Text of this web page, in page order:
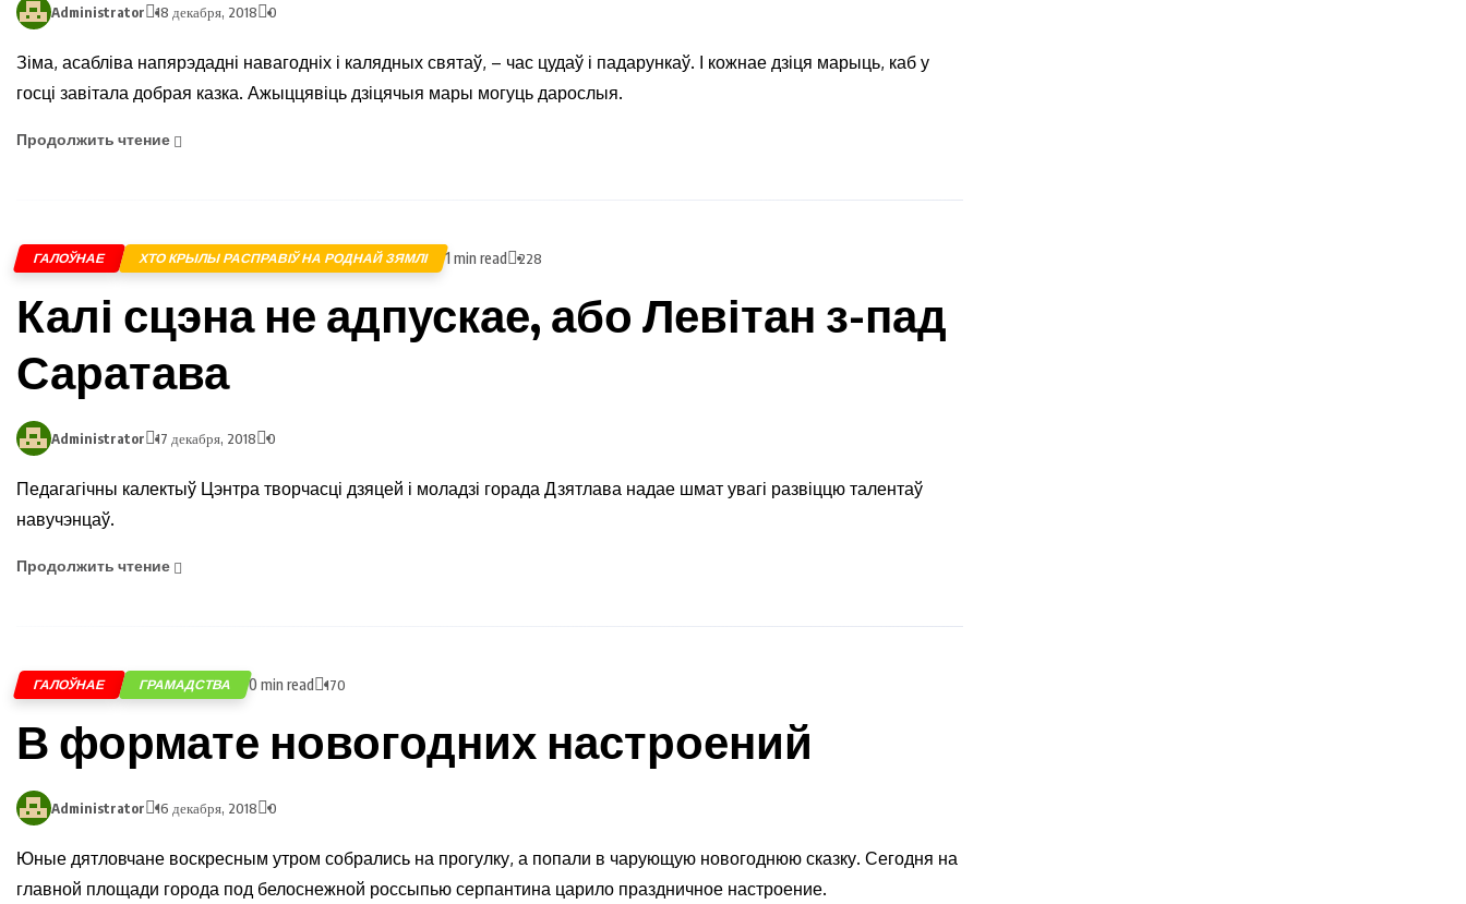
Administrator 18 декабря, 2018 0
Зіма, асабліва напярэдадні навагодніх і калядных святаў, – час цудаў і падарункаў. І кожнае дзіця марыць, каб у
госці завітала добрая казка. Ажыццявіць дзіцячыя мары могуць дарослыя.
Продолжить чтение
ГАЛОЎНАЕ ХТО КРЫЛЫ РАСПРАВІЎ НА РОДНАЙ ЗЯМЛІ 1 min read 228
Калі сцэна не адпускае, або Левітан з-пад
Саратава
Administrator 17 декабря, 2018 0
Педагагічны калектыў Цэнтра творчасці дзяцей і моладзі горада Дзятлава надае шмат увагі развіццю талентаў
навучэнцаў.
Продолжить чтение
ГАЛОЎНАЕ ГРАМАДСТВА 0 min read 170
В формате новогодних настроений
Administrator 16 декабря, 2018 0
Юные дятловчане воскресным утром собрались на прогулку, а попали в чарующую новогоднюю сказку. Сегодня на
главной площади города под белоснежной россыпью серпантина царило праздничное настроение.